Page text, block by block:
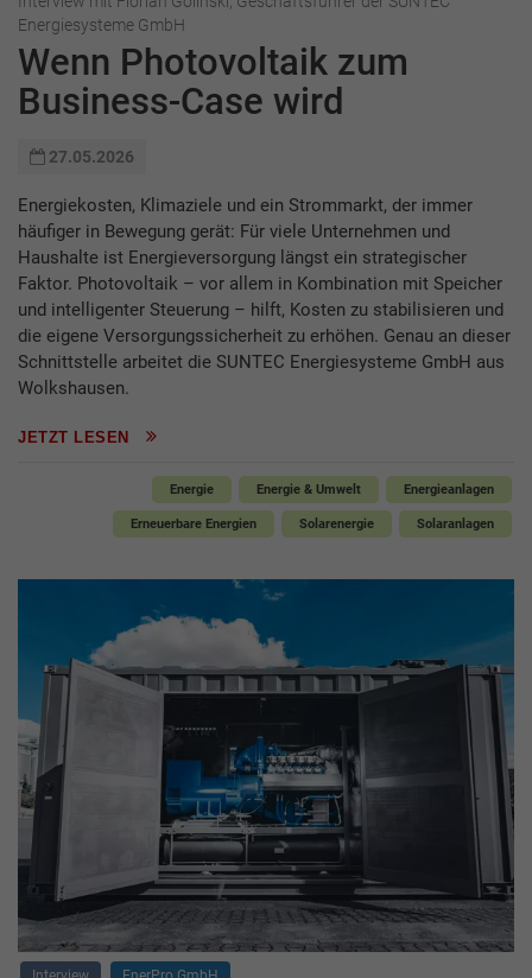
Energiesysteme GmbH
Wenn Photovoltaik zum
Business-Case wird
27.05.2026
Energiekosten, Klimaziele und ein Strommarkt, der immer
häufiger in Bewegung gerät: Für viele Unternehmen und
Haushalte ist Energieversorgung längst ein strategischer
Faktor. Photovoltaik – vor allem in Kombination mit Speicher
und intelligenter Steuerung – hilft, Kosten zu stabilisieren und
die eigene Versorgungssicherheit zu erhöhen. Genau an dieser
Schnittstelle arbeitet die SUNTEC Energiesysteme GmbH aus
Wolkshausen.
JETZT LESEN
Energie Energie & Umwelt Energieanlagen
Erneuerbare Energien Solarenergie Solaranlagen